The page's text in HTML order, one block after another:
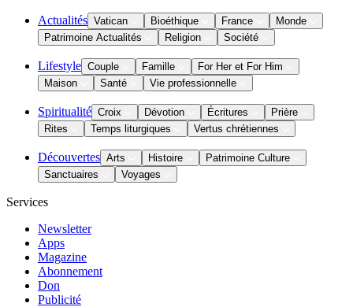
Actualités Vatican Bioéthique France
Monde
Patrimoine Actualités
Religion Société
Lifestyle Couple Famille
For Her et For Him
Maison
Santé Vie professionnelle
Spiritualité Croix Dévotion Écritures
Prière
Rites
Temps liturgiques Vertus chrétiennes
Découvertes Arts Histoire
Patrimoine Culture
Sanctuaires
Voyages
Services
Newsletter
Apps
Magazine
Abonnement
Don
Publicité